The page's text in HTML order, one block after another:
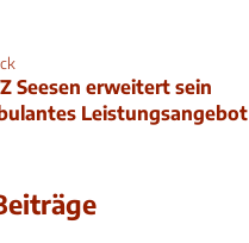
Seesen erweitert sein
Leistungsangebot